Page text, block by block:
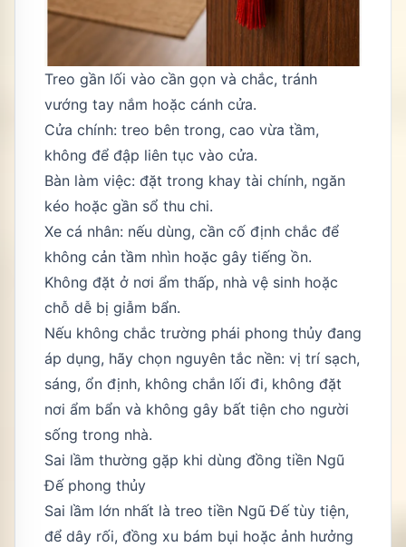
Treo gần lối vào cần gọn và chắc, tránh
vướng tay nắm hoặc cánh cửa.
Cửa chính: treo bên trong, cao vừa tầm,
không để đập liên tục vào cửa.
Bàn làm việc: đặt trong khay tài chính, ngăn
kéo hoặc gần sổ thu chi.
Xe cá nhân: nếu dùng, cần cố định chắc để
không cản tầm nhìn hoặc gây tiếng ồn.
Không đặt ở nơi ẩm thấp, nhà vệ sinh hoặc
chỗ dễ bị giẫm bẩn.
Nếu không chắc trường phái phong thủy đang
áp dụng, hãy chọn nguyên tắc nền: vị trí sạch,
sáng, ổn định, không chắn lối đi, không đặt
nơi ẩm bẩn và không gây bất tiện cho người
sống trong nhà.
Sai lầm thường gặp khi dùng đồng tiền Ngũ
Đế phong thủy
Sai lầm lớn nhất là treo tiền Ngũ Đế tùy tiện,
để dây rối, đồng xu bám bụi hoặc ảnh hưởng